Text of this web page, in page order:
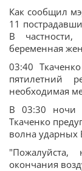
Как сообщил
11
В
беременная
03:40
пятилетний
необходимая
В 03:30 ночи
Ткаченко
волна ударных
окончания